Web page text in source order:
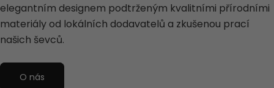
elegantním designem podtrženým kvalitními přírodními
materiály od lokálních dodavatelů a zkušenou prací
našich ševců.
O nás